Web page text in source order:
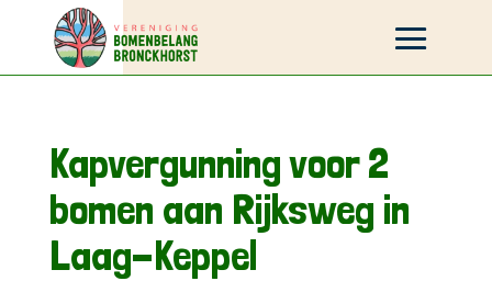
Kapvergunning voor 2
bomen aan Rijksweg in
Laag-Keppel